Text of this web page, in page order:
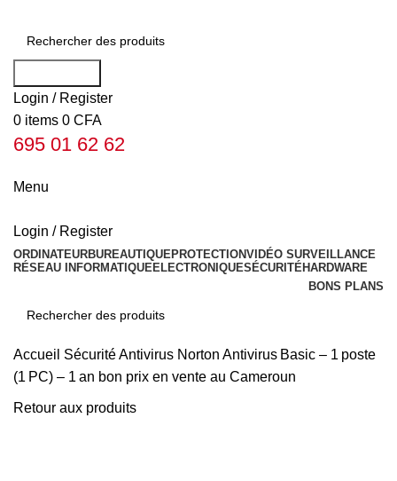
Login / Register
0 items 0 CFA
695 01 62 62
Menu
Login / Register
ORDINATEURBUREAUTIQUEPROTECTIONVIDÉO SURVEILLANCE
RÉSEAU INFORMATIQUEELECTRONIQUESÉCURITÉHARDWARE
BONS PLANS
Rechercher
Accueil SécuritéAntivirus Norton Antivirus Basic – 1 poste
(1 PC) – 1 an bon prix en vente au Cameroun
Retour aux produits